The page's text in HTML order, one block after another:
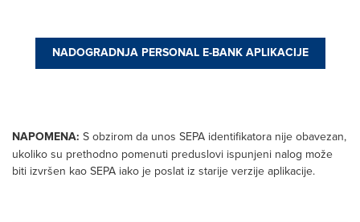
NADOGRADNJA PERSONAL E-BANK APLIKACIJE
NAPOMENA: S obzirom da unos SEPA identifikatora nije obavezan,
ukoliko su prethodno pomenuti preduslovi ispunjeni nalog može
biti izvršen kao SEPA iako je poslat iz starije verzije aplikacije.